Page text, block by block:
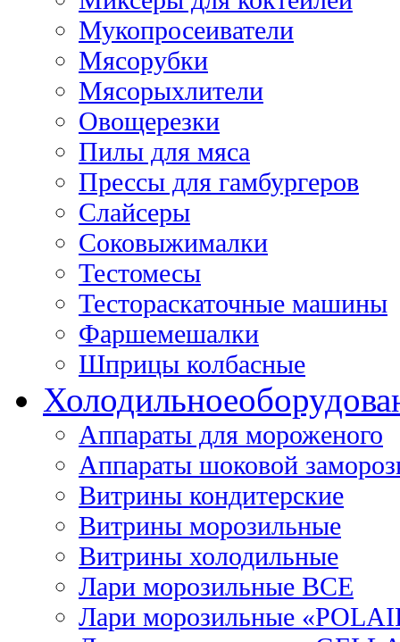
Мукопросеиватели
Мясорубки
Мясорыхлители
Овощерезки
Пилы для мяса
Прессы для гамбургеров
Слайсеры
Соковыжималки
Тестомесы
Тестораскаточные машины
Фаршемешалки
Шприцы колбасные
Холодильное
Аппараты для мороженого
Аппараты шоковой
Витрины кондитерские
Витрины морозильные
Витрины холодильные
Лари морозильные ВСЕ
Лари морозильные